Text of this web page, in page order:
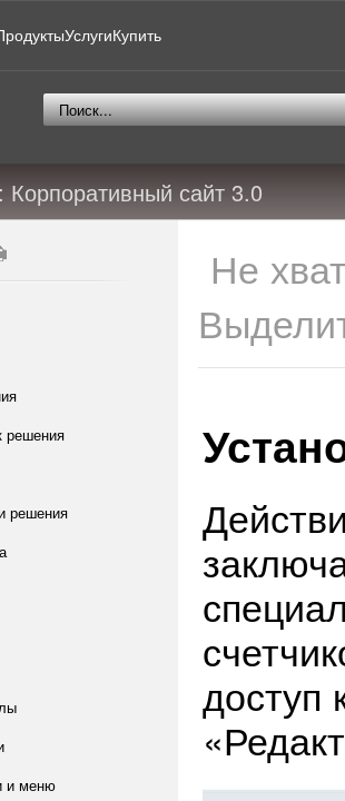
УслугиКупить
Корпоративный сайт 3.0
решения
решения
и меню
Не
доступ